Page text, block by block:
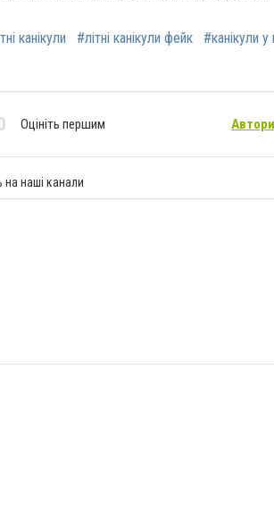
канікули #літні канікули фейк
#канікули
Оцініть першим
на наші канали